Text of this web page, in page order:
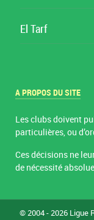
El Tarf
A PROPOS DU SITE
Les clubs doivent
particulières, ou
Ces décisions ne
de nécessité
© 2004 - 2026 Ligue